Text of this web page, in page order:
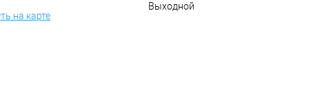
на карте
Выходной